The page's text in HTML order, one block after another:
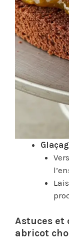
Astuces et
abricot